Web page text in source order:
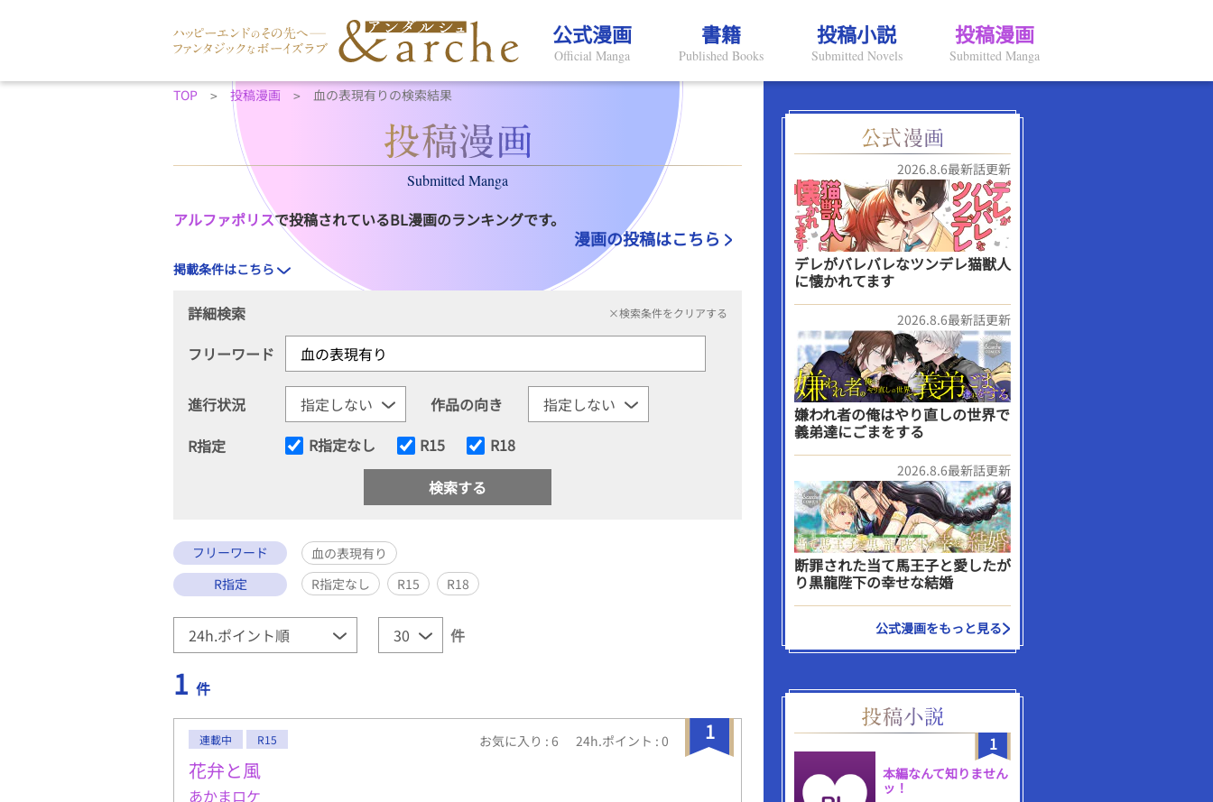
公式漫画
Official Manga
書籍
Published Books
投稿小説
Submitted Novels
投稿漫画
Submitted Manga
TOP 投稿漫画 血の表現有りの検索結果
Submitted Manga
アルファポリスで投稿されているBL漫画のランキングです。
漫画の投稿はこちら
掲載条件はこちら
詳細検索 ×検索条件をクリアする
フリーワード
進行状況
作品の向き
R指定
R指定なし R15 R18
フリーワード
血の表現有り
R指定
R指定なし R15 R18
件
1 件
1
連載中 R15 お気に入り : 6 24h.ポイント : 0
花弁と風
あかまロケ
2026.8.6最新話更新
デレがバレバレなツンデレ猫獣人
に懐かれてます
2026.8.6最新話更新
嫌われ者の俺はやり直しの世界で
義弟達にごまをする
2026.8.6最新話更新
断罪された当て馬王子と愛したが
り黒龍陛下の幸せな結婚
公式漫画をもっと見る
1
本編なんて知りません
ッ！